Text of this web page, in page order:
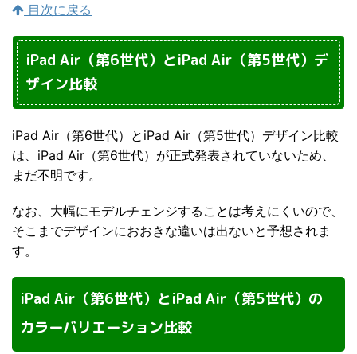
目次に戻る
iPad Air（第6世代）とiPad Air（第5世代）デ
ザイン比較
iPad Air（第6世代）とiPad Air（第5世代）デザイン比較
は、iPad Air（第6世代）が正式発表されていないため、
まだ不明です。
なお、大幅にモデルチェンジすることは考えにくいので、
そこまでデザインにおおきな違いは出ないと予想されま
す。
iPad Air（第6世代）とiPad Air（第5世代）の
カラーバリエーション比較